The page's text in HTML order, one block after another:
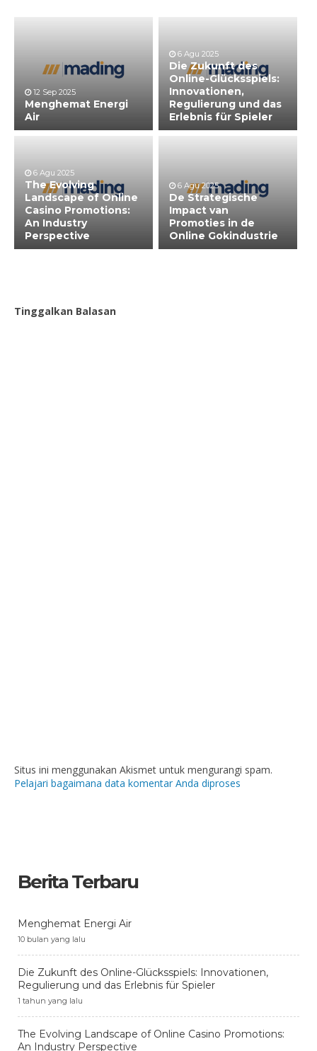
12 Sep 2025
Menghemat Energi
Air
6 Agu 2025
Die Zukunft des
Online-Glücksspiels:
Innovationen,
Regulierung und das
Erlebnis für Spieler
6 Agu 2025
The Evolving
Landscape of Online
Casino Promotions:
An Industry
Perspective
6 Agu 2025
De Strategische
Impact van
Promoties in de
Online Gokindustrie
Tinggalkan Balasan
Situs ini menggunakan Akismet untuk mengurangi spam.
Pelajari bagaimana data komentar Anda diproses
Berita Terbaru
Menghemat Energi Air
10 bulan yang lalu
Die Zukunft des Online-Glücksspiels: Innovationen,
Regulierung und das Erlebnis für Spieler
1 tahun yang lalu
The Evolving Landscape of Online Casino Promotions:
An Industry Perspective